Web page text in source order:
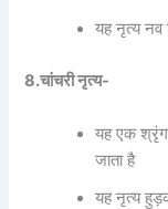
यह नृत्य नव
8.चांचरी नृत्य-
यह एक
जाता है
यह नृत्य